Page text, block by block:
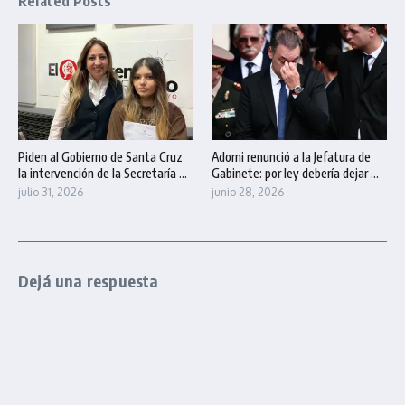
Piden al Gobierno de Santa Cruz
la intervención de la Secretaría ...
julio 31, 2026
Adorni renunció a la Jefatura de
Gabinete: por ley debería dejar ...
junio 28, 2026
Dejá una respuesta